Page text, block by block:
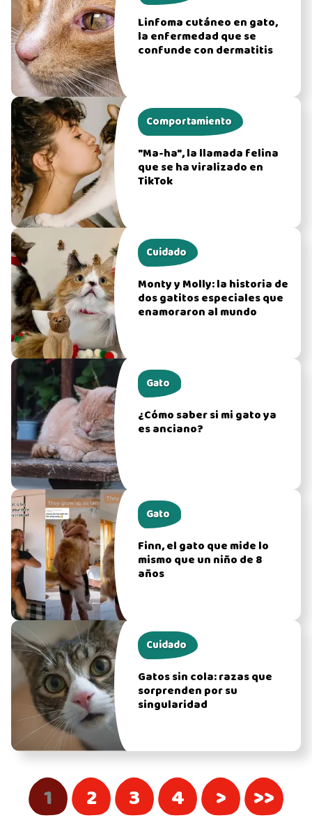
Linfoma cutáneo en gato,
la enfermedad que se
confunde con dermatitis
Comportamiento
"Ma-ha", la llamada felina
que se ha viralizado en
TikTok
Cuidado
Monty y Molly: la historia de
dos gatitos especiales que
enamoraron al mundo
Gato
¿Cómo saber si mi gato ya
es anciano?
Gato
Finn, el gato que mide lo
mismo que un niño de 8
años
Cuidado
Gatos sin cola: razas que
sorprenden por su
singularidad
1 2 3 4 > >>